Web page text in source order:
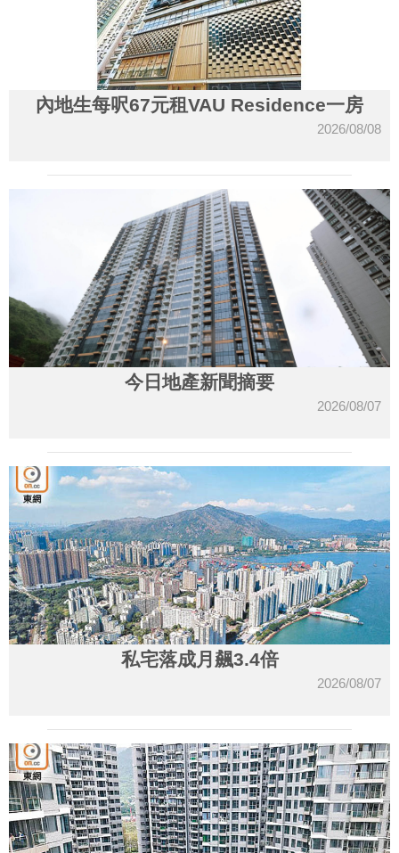
內地生每呎67元租VAU Residence一房
2026/08/08
今日地產新聞摘要
2026/08/07
私宅落成月飆3.4倍
2026/08/07